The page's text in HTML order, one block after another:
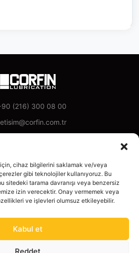
cihaz bilgilerini saklamak ve/veya
gibi teknolojiler kullanıyoruz. Bu
sitedeki tarama davranışı veya benzersiz
izin verecektir. Onay vermemek veya
ve işlevleri olumsuz etkileyebilir.
Kabul et
Reddet
(216) 300 08 00
Facebook
Instagram
Linkedin
X YouTube